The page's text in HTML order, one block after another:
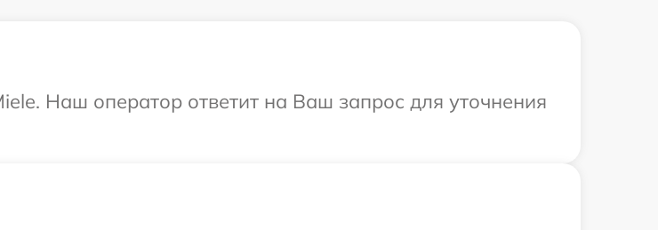
Наш оператор ответит на Ваш запрос для уточнения